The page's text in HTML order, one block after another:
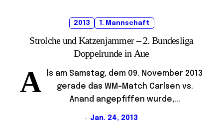
2013 1. Mannschaft
Strolche und Katzenjammer – 2. Bundesliga
Doppelrunde in Aue
A
ls am Samstag, dem 09. November 2013
gerade das WM-Match Carlsen vs.
Anand angepfiffen wurde,...
Jan. 24, 2013